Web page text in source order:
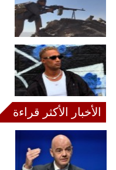
الأخبار الأكثر قراءة